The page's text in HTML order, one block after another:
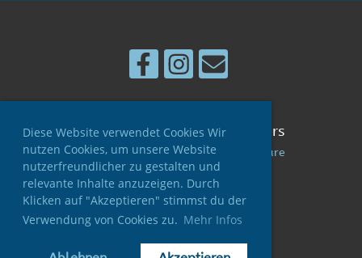
Diese Website verwendet Cookies Wir
nutzen Cookies, um unsere Website
nutzerfreundlicher zu gestalten und
relevante Inhalte anzuzeigen. Durch
Klicken auf "Akzeptieren" stimmst du der
Verwendung von Cookies zu. Mehr Infos
© Schnee-Sport-Club Kerzers
Erstellt mit ClubDesk Vereinssoftware
Impressum
Datenschutz